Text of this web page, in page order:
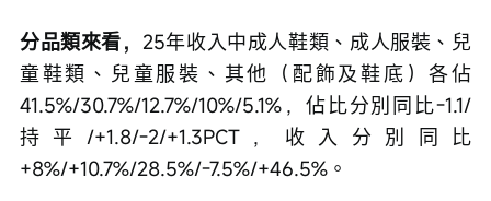
分品類來看， 25年收入中成人鞋類、成人服裝、兒
童鞋類、兒童服裝、其他（配飾及鞋底）各佔
41.5%/30.7%/12.7%/10%/5.1%，佔比分別同比-1.1/
持平/+1.8/-2/+1.3PCT，收入分別同比
+8%/+10.7%/28.5%/-7.5%/+46.5%。